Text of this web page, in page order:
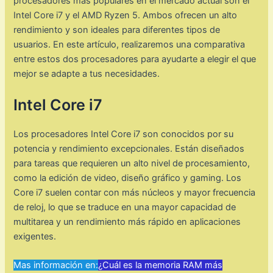
Intel Core i7 y el AMD Ryzen 5. Ambos ofrecen un alto
rendimiento y son ideales para diferentes tipos de
usuarios. En este artículo, realizaremos una comparativa
entre estos dos procesadores para ayudarte a elegir el que
mejor se adapte a tus necesidades.
Intel Core i7
Los procesadores Intel Core i7 son conocidos por su
potencia y rendimiento excepcionales. Están diseñados
para tareas que requieren un alto nivel de procesamiento,
como la edición de video, diseño gráfico y gaming. Los
Core i7 suelen contar con más núcleos y mayor frecuencia
de reloj, lo que se traduce en una mayor capacidad de
multitarea y un rendimiento más rápido en aplicaciones
exigentes.
Mas información en:¿Cuál es la memoria RAM más